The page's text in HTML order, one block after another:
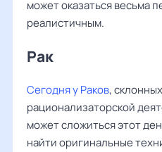
может оказаться весьма
реалистичным.
Рак ‌‌
Сегодня у Раков,
рационализаторской
может сложиться этот
найти оригинальные